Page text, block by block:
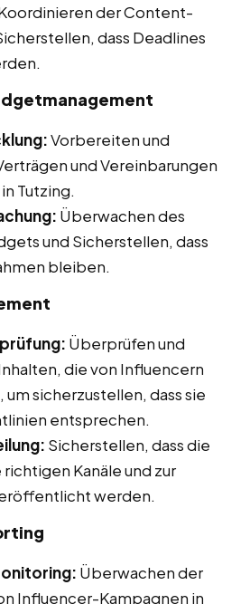
der Content-
dass Deadlines
Vorbereiten und
und Vereinbarungen
Tutzing.
Überwachen des
und Sicherstellen, dass
bleiben.
Überprüfen und
die von Influencern
sicherzustellen, dass sie
entsprechen.
Sicherstellen, dass die
Kanäle und zur
werden.
Überwachen der
Influencer-Kampagnen in